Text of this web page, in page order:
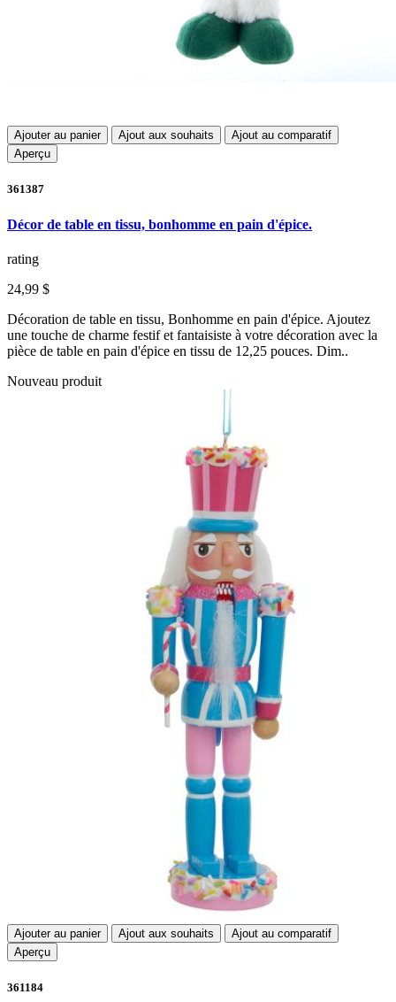
Ajouter au panier Ajout aux souhaits
Ajout au comparatif
Aperçu
361387
Décor de table en tissu, bonhomme en pain d'épice.
rating
24,99 $
Décoration de table en tissu, Bonhomme en pain d'épice. Ajoutez
une touche de charme festif et fantaisiste à votre décoration avec la
pièce de table en pain d'épice en tissu de 12,25 pouces. Dim..
Nouveau produit
Ajouter au panier Ajout aux souhaits
Ajout au comparatif
Aperçu
361184